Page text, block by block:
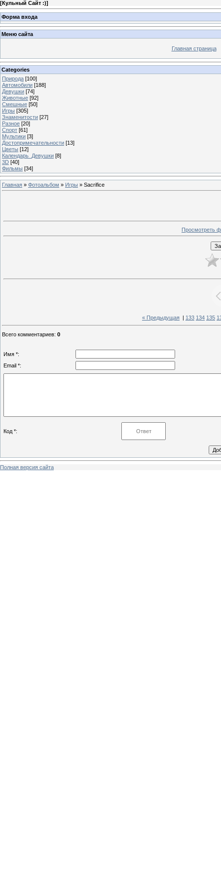
[Кульный Сайт :)]
Форма входа
Меню сайта
Главная страница
Categories
Природа [100]
Автомобили [188]
Девушки [74]
Животные [92]
Смешные [50]
Игры [305]
Знаменитости [27]
Разное [20]
Спорт [61]
Мультики [3]
Достопримечательности [13]
Цветы [12]
Календарь_Девушки [8]
3D [40]
Фильмы [34]
Главная » Фотоальбом » Игры » Sacrifice
Просмотреть
« Предыдущая 133 134 135
Всего комментариев: 0
Имя *:
Email *:
Код *:
Полная версия сайта